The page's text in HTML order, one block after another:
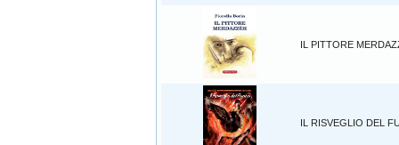
IL PITTORE
IL RISVEGLIO DEL